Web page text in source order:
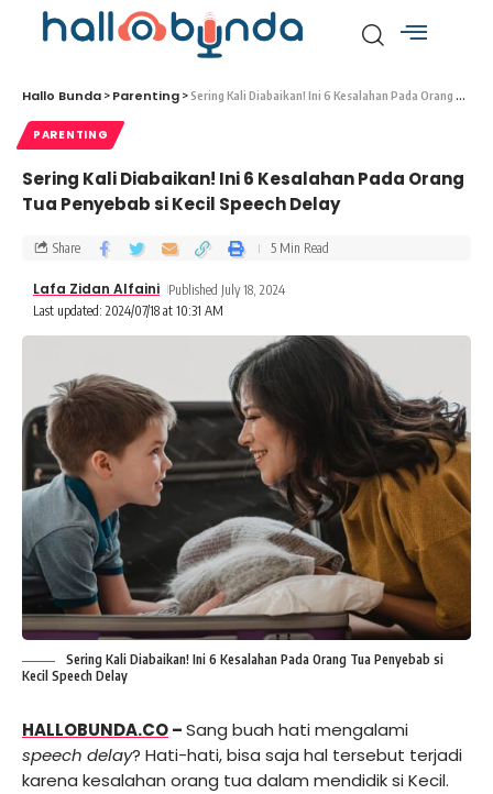
Hallo Bunda > Parenting >Sering Kali Diabaikan! Ini 6 Kesalahan Pada Orang Tua Penyebab si Kecil Speech Delay
PARENTING
Sering Kali Diabaikan! Ini 6 Kesalahan Pada Orang
Tua Penyebab si Kecil Speech Delay
Last updated: 2024/07/18 at 10:31 AM
Lafa Zidan Alfaini Published July 18, 2024
Share 5 Min Read
Sering Kali Diabaikan! Ini 6 Kesalahan Pada Orang Tua Penyebab si
Kecil Speech Delay
HALLOBUNDA.CO–Sang buah hati mengalami
speech delay? Hati-hati, bisa saja hal tersebut terjadi
karena kesalahan orang tua dalam mendidik si Kecil.